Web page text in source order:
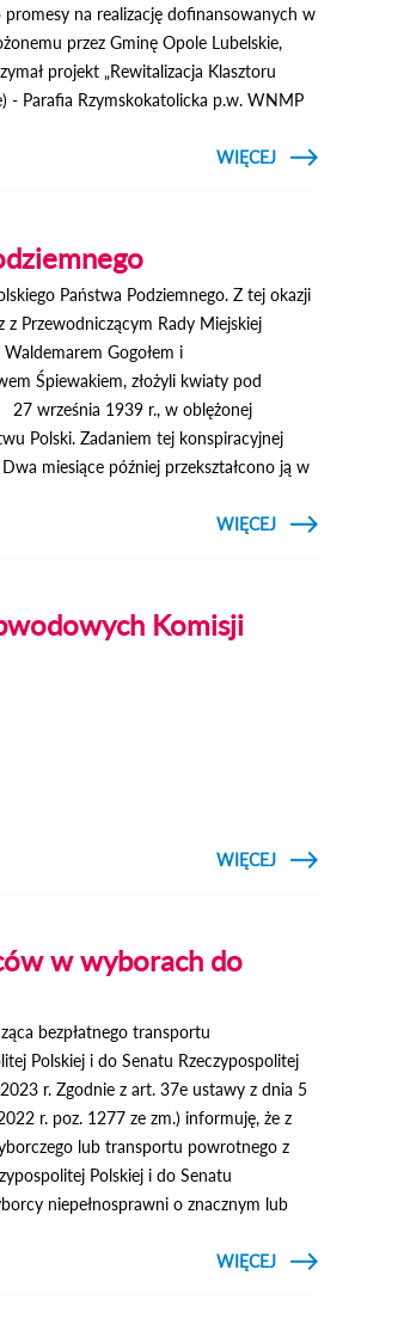
na realizację dofinansowanych w
przez Gminę Opole Lubelskie,
projekt „Rewitalizacja Klasztoru
- Parafia Rzymskokatolicka p.w. WNMP
CZYTAJ
WIĘCEJ
Państwa Podziemnego. Z tej okazji
z Przewodniczącym Rady Miejskiej
Gogołem i
Śpiewakiem, złożyli kwiaty pod
września 1939 r., w oblężonej
Polski. Zadaniem tej konspiracyjnej
miesiące później przekształcono ją w
CZYTAJ
WIĘCEJ
Komisji
CZYTAJ
WIĘCEJ
O
w wyborach do
bezpłatnego transportu
Polskiej i do Senatu Rzeczypospolitej
r. Zgodnie z art. 37e ustawy z dnia 5
r. poz. 1277 ze zm.) informuję, że z
lub transportu powrotnego z
Polskiej i do Senatu
niepełnosprawni o znacznym lub
CZYTAJ
WIĘCEJ